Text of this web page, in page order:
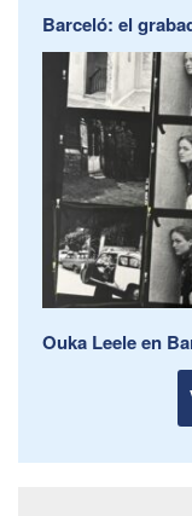
Barceló: el
Ouka Leele en